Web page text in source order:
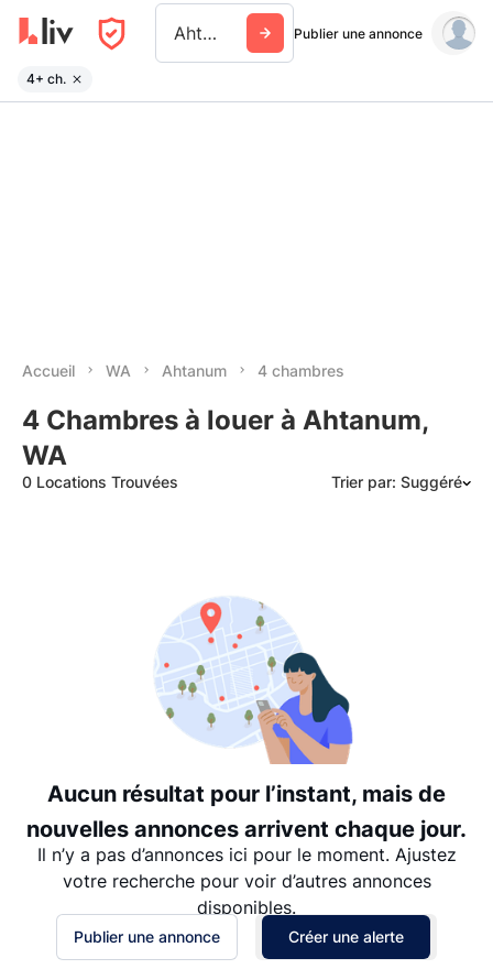
Ahtanum Publier une annonce
4+ ch.
Accueil WA Ahtanum 4 chambres
4 Chambres à louer à Ahtanum,
WA
0 Locations Trouvées Trier par: Suggéré
Date: les plus anciens d’abord
Aucun résultat pour l’instant, mais de
nouvelles annonces arrivent chaque jour.
Il n’y a pas d’annonces ici pour le moment. Ajustez
votre recherche pour voir d’autres annonces
disponibles.
Publier une annonce Créer une alerte